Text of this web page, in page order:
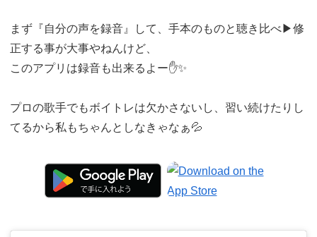
まず『自分の声を録音』して、手本のものと聴き比べ▶︎修
正する事が大事やねんけど、
このアプリは録音も出来るよー✋✨
プロの歌手でもボイトレは欠かさないし、習い続けたりし
てるから私もちゃんとしなきゃなぁ💦